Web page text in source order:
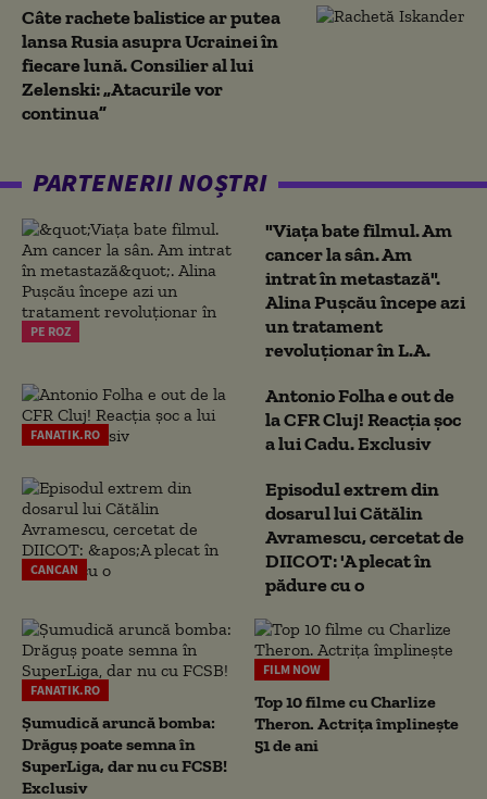
Câte rachete balistice ar putea
lansa Rusia asupra Ucrainei în
fiecare lună. Consilier al lui
Zelenski: „Atacurile vor
continua”
PARTENERII NOȘTRI
PE ROZ
"Viața bate filmul. Am
cancer la sân. Am
intrat în metastază".
Alina Pușcău începe azi
un tratament
revoluționar în L.A.
FANATIK.RO
Antonio Folha e out de
la CFR Cluj! Reacția șoc
a lui Cadu. Exclusiv
CANCAN
Episodul extrem din
dosarul lui Cătălin
Avramescu, cercetat de
DIICOT: 'A plecat în
pădure cu o
FANATIK.RO
Șumudică aruncă bomba:
Drăguș poate semna în
SuperLiga, dar nu cu FCSB!
Exclusiv
FILM NOW
Top 10 filme cu Charlize
Theron. Actrița împlinește
51 de ani